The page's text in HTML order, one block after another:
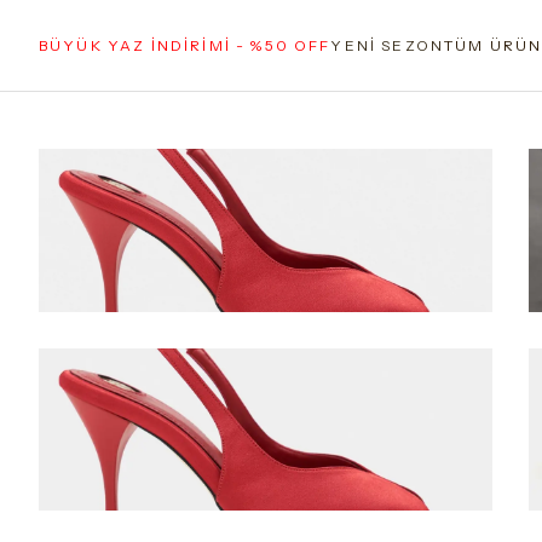
BÜYÜK YAZ İNDİRİMİ - %50 OFF YENİ SEZONTÜM